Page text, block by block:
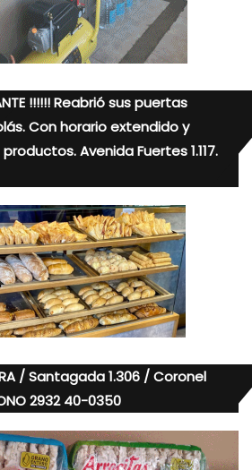
!!!!!! Reabrió sus puertas
Con horario extendido y
Avenida Fuertes 1.117.
/ Santagada 1.306 / Coronel
2932 40-0350